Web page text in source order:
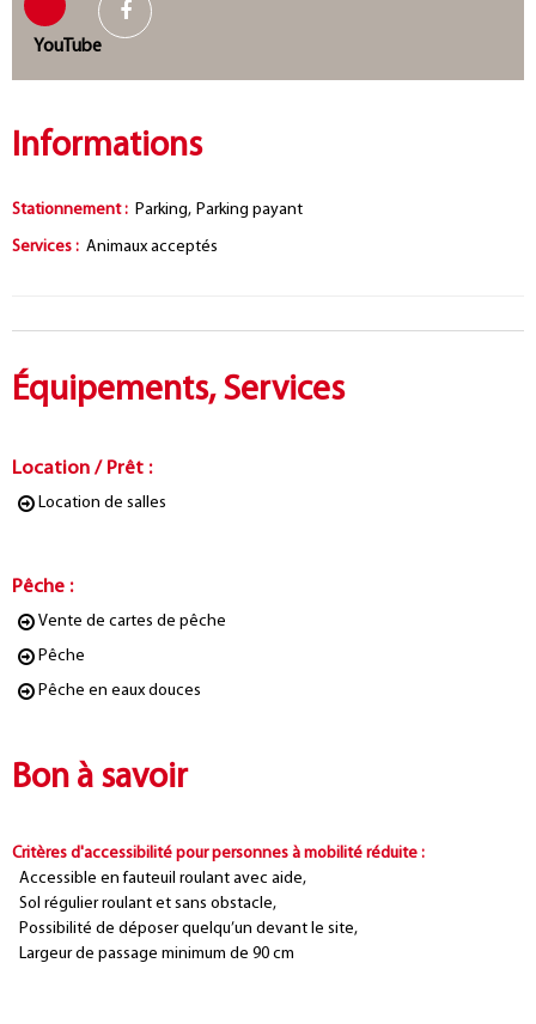
Informations
Stationnement: Parking Parking payant
Services : Animaux acceptés
Équipements, Services
Location / Prêt :
Location de salles
Pêche :
Vente de cartes de pêche
Pêche
Pêche en eaux douces
Bon à savoir
Critères d'accessibilité pour personnes à mobilité réduite :
Accessible en fauteuil roulant avec aide
Sol régulier roulant et sans obstacle
Possibilité de déposer quelqu’un devant le site
Largeur de passage minimum de 90 cm